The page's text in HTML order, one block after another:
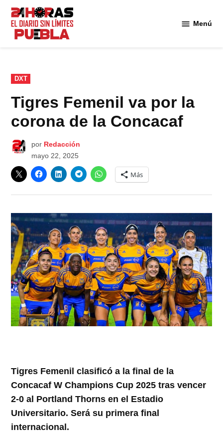
Saltar
contenido
Menú
PUBLICADO
EN
DXT
Tigres Femenil va por la
corona de la Concacaf
por Redacción
mayo 22, 2025
Más
Tigres Femenil clasificó a la final de la
Concacaf W Champions Cup 2025 tras vencer
2-0 al Portland Thorns en el Estadio
Universitario. Será su primera final
internacional.